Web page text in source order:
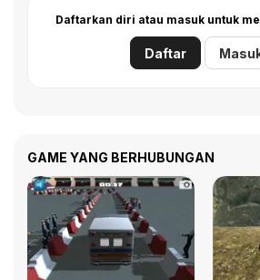
Daftarkan diri atau masuk untuk
Daftar
GAME YANG BERHUBUNGAN